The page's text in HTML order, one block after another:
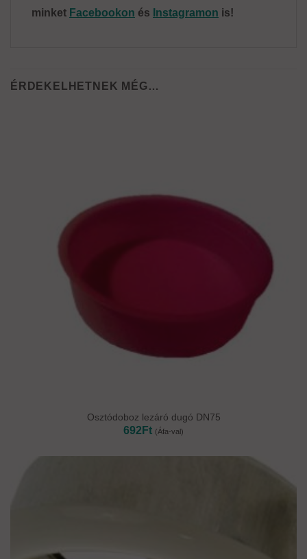
minket Facebookon és Instagramon is!
ÉRDEKELHETNEK MÉG…
Osztódoboz lezáró dugó DN75
692 Ft (Áfa-val)